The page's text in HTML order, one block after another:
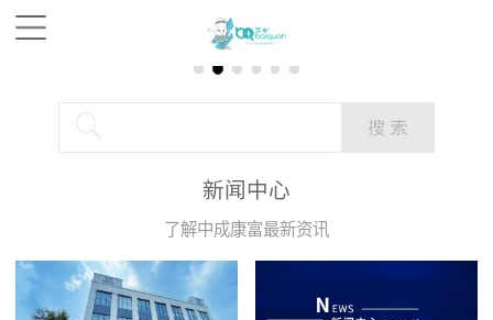
新闻中心
了解中成康富最新资讯